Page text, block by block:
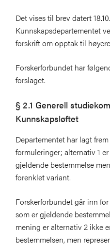
Det vises til brev datert
Kunnskapsdepartementet
forskrift om opptak til
Forskerforbundet har
forslaget.
§ 2.1 Generell
Kunnskapsløftet
Departementet har lagt
formuleringer; alternativ 1
gjeldende bestemmelse
forenklet variant.
Forskerforbundet går inn
som er gjeldende
mening er alternativ 2 ikke
bestemmelsen, men